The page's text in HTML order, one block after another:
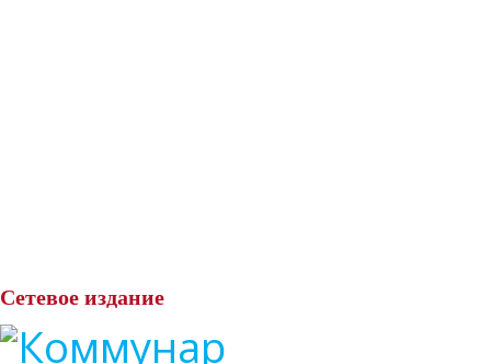
Сетевое издание